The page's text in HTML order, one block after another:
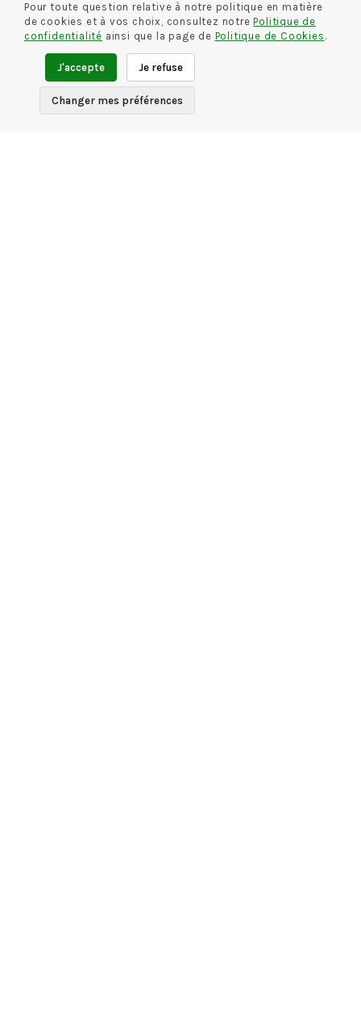
1 2 3 4
Pour toute question relative à notre politique en matière
de cookies et à vos choix, consultez notrePolitique de
confidentialité ainsi que la page de Politique de Cookies .
J'accepte Je refuse
Changer mes préférences